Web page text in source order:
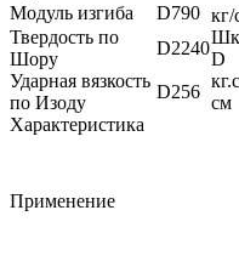
Модуль изгиба
D790 кг/
Твердость по
Шору
D2240
D
Ударная вязкость
по Изоду
D256
см
Характеристика
Применение